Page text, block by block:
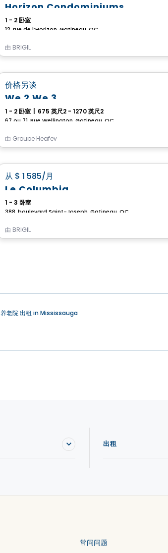
Horizon Condominiums
1 - 2 卧室
12, rue de l’Horizon, Gatineau, QC
由 BRIGIL
价格另谈
We 2 We 3
1 - 2 卧室 675 英尺2 - 1270 英尺2
67 ou 71, Rue Wellington, Gatineau, QC
由 Groupe Heafey
从 $ 1 585/月
Le Columbia
1 - 3 卧室
388, boulevard Saint-Joseph, Gatineau, QC
由 BRIGIL
养老院 出租 in Mississauga
出租
常问问题